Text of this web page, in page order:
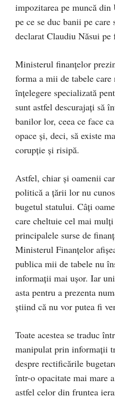
impozitarea pe muncă
pe ce se duc banii pe care
declarat Claudiu Năsui pe
Ministerul finanțelor
forma a mii de tabele care
înțelegere specializată
sunt astfel descurajați să
banilor lor, ceea ce face
opace și, deci, să existe
corupție și risipă.
Astfel, chiar și oamenii
politică a țării lor nu
bugetul statului. Câți
care cheltuie cel mai
principalele surse de
Ministerul Finanțelor
publica mii de tabele nu
informații mai ușor. Iar
asta pentru a prezenta
știind că nu vor putea fi
Toate acestea se traduc
manipulat prin informații
despre rectificările
într-o opacitate mai mare
astfel celor din fruntea